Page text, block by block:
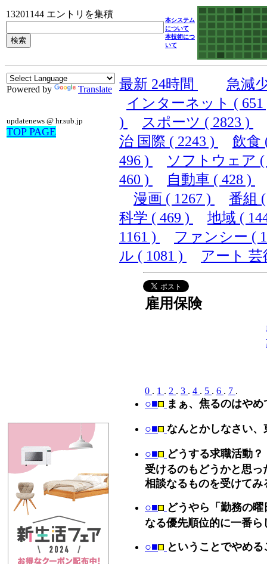
13201144 エントリを集積
本システム
について
本技術につ
いて
Powered by Translate
updatenews @ hr.sub.jp
TOP PAGE
最新 24時間
急減
インターネット (
)
スポーツ ( 2823 )
治 国際 ( 2243 )
飲食
496 )
ソフトウェア
460 )
自動車 ( 428 )
漫画 ( 1267 )
番組
科学 ( 469 )
地域 (
1161 )
ファンシー (
ル ( 1081 )
アート
雇用保険
0 . 1 . 2 . 3 . 4 . 5 . 6 . 7 .
○■ まぁ、焦るのはや
○■ なんとかしなさい
○■ どうする求職活動
受けるのもどうかと思
相談なるものを受けてみ
○■ どうやら「勤務の
なる優先順位的に一番ら
○■ ということでやめ